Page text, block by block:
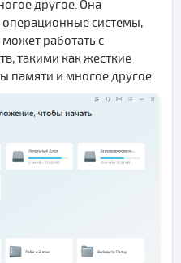
другое. Она
системы,
работать с
такими как жесткие
памяти и многое другое.